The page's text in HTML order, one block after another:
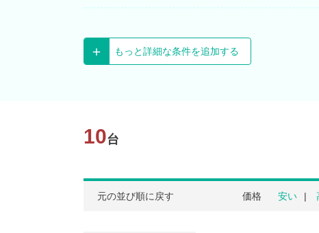
もっと詳細な条件を追加する
10台
元の並び順に戻す 価格 安い